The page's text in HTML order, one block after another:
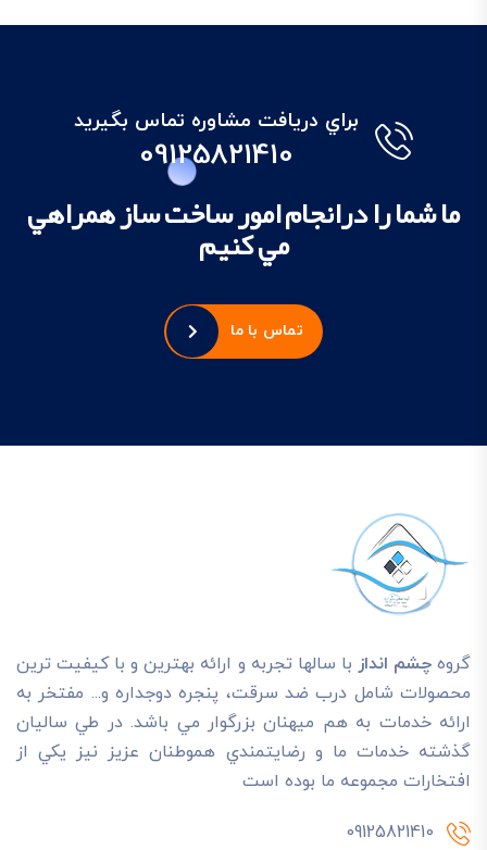
براي دريافت مشاوره تماس بگيريد
09125821410
ما شما را درانجام امور ساخت ساز همراهي
مي کنيم
تماس با ما
گروهچشم انداز با سالها تجربه و ارائه بهترين و با کيفيت ترين
محصولات شامل درب ضد سرقت، پنجره دوجداره و... مفتخر به
ارائه خدمات به هم ميهنان بزرگوار مي باشد. در طي ساليان
گذشته خدمات ما و رضايتمندي هموطنان عزيز نيز يکي از
افتخارات مجموعه ما بوده است
09125821410